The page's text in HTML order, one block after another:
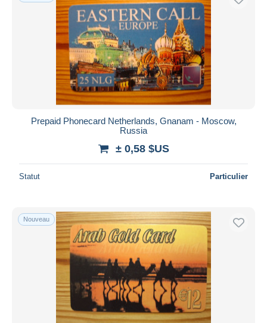
Prepaid Phonecard Netherlands, Gnanam - Moscow,
Russia
± 0,58 $US
Statut Particulier
Nouveau